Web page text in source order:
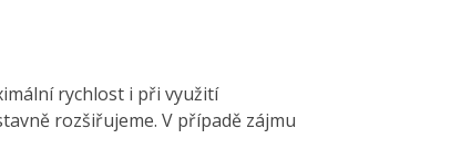
rychlost i při využití
rozšiřujeme. V případě zájmu